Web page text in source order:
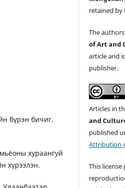
бүрэн бичиг.
хураангуй
хүрээлэн.
retained
The
of Art and
article and
publisher.
Articles in
and
published
Attribution
This